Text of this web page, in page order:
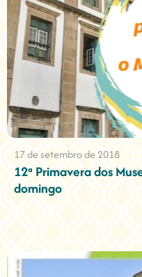
17 de setembro de 2018
12ª Primavera dos
domingo